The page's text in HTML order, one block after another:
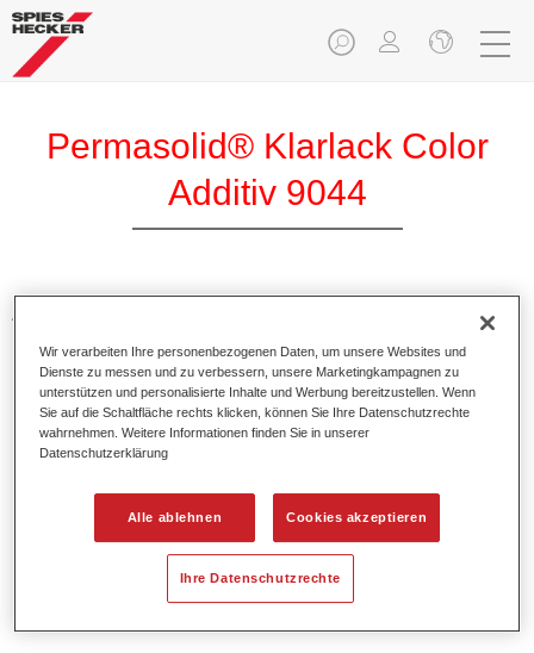
Permasolid® Klarlack Color
Additiv 9044
Additive zum Einfärben von Klarlacken. Sie sorgen für
Permasolid HS Klarlacken.
Produktmerkmale
In praktischen 100 ml Flaschen verpackt.
Wir verarbeiten Ihre personenbezogenen Daten, um unsere Websites und
Dienste zu messen und zu verbessern, unsere Marketingkampagnen zu
unterstützen und personalisierte Inhalte und Werbung bereitzustellen. Wenn
Sie auf die Schaltfläche rechts klicken, können Sie Ihre Datenschutzrechte
wahrnehmen. Weitere Informationen finden Sie in unserer
Datenschutzerklärung
Alle ablehnen Cookies akzeptieren
Ihre Datenschutzrechte